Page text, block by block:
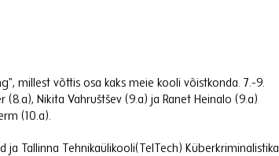
millest võttis osa kaks meie kooli võistkonda. 7.-9.
(8.a), Nikita Vahruštšev (9.a) ja Ranet Heinalo (9.a)
(10.a).
Tallinna Tehnikaülikooli(TelTech) Küberkriminalistika